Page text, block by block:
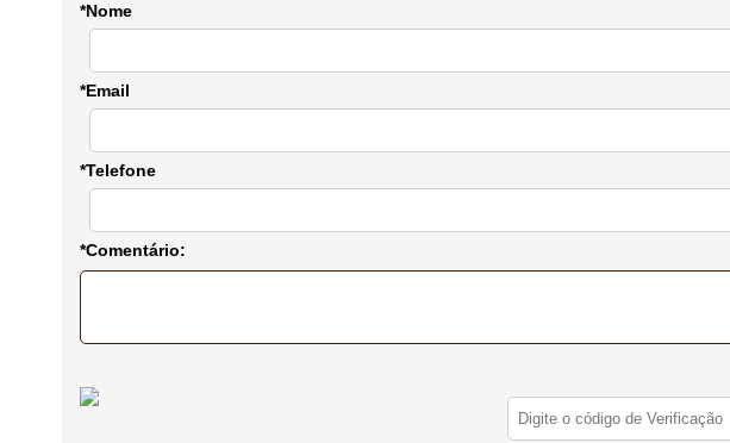
*Nome
*Email
*Telefone
*Comentário: